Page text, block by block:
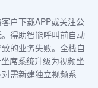
户下载APP或关注公
得助智能呼叫前自动
的业务失败。全栈自
席系统升级为视频坐
需新建独立视频系